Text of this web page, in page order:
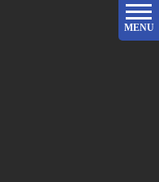
MENU